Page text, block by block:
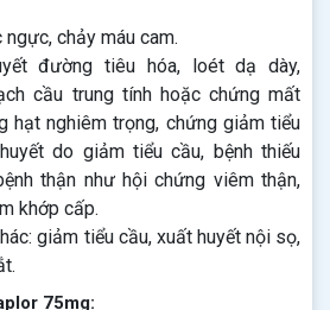
chảy máu cam.
đường tiêu hóa, loét dạ dày,
cầu trung tính hoặc chứng mất
hạt nghiêm trọng, chứng giảm tiểu
do giảm tiểu cầu, bệnh thiếu
thận như hội chứng viêm thận,
khớp cấp.
giảm tiểu cầu, xuất huyết nội sọ,
75mg: